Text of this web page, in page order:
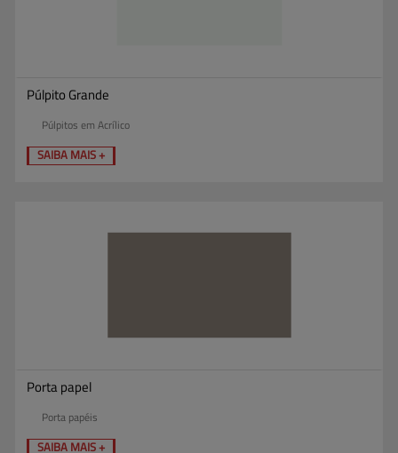
Púlpito Grande
Púlpitos em Acrílico
SAIBA MAIS +
Porta papel
Porta papéis
SAIBA MAIS +